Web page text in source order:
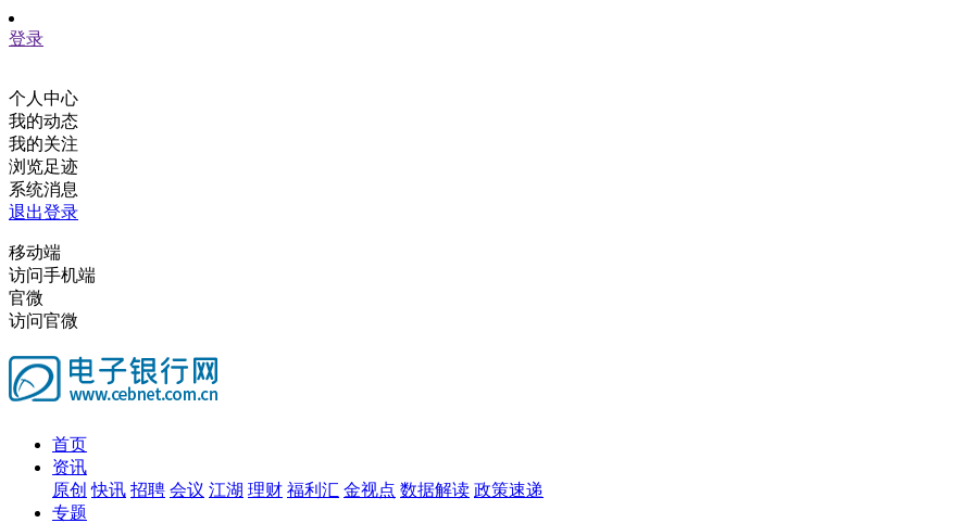
登录
个人中心
我的动态
我的关注
浏览足迹
系统消息
退出登录
移动端
访问手机端
官微
访问官微
首页
资讯
原创 快讯 招聘 会议 江湖 理财 福利汇 金视点 数据解读 政策速递
专题